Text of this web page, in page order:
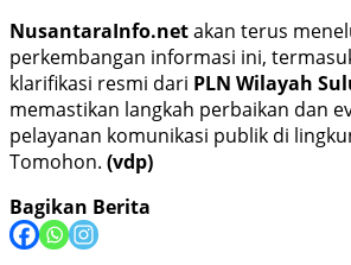
NusantaraInfo.netakan terus
perkembangan informasi ini,
klarifikasi resmi dari PLN Wilayah
memastikan langkah perbaikan dan
pelayanan komunikasi publik di
Tomohon. (vdp)
Bagikan Berita